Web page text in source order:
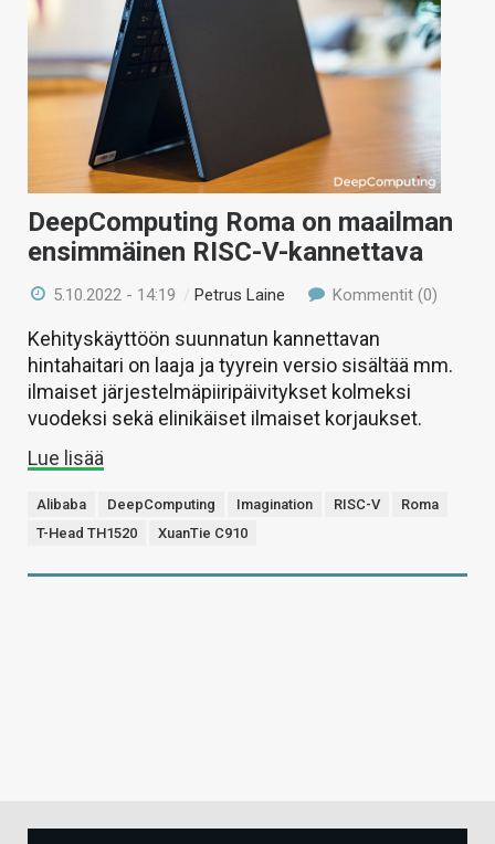
KAUPPA
VAIHDA TEEMA
DeepComputing Roma on maailman
ensimmäinen RISC-V-kannettava
5.10.2022 - 14:19 /Petrus Laine Kommentit (0)
Kehityskäyttöön suunnatun kannettavan
hintahaitari on laaja ja tyyrein versio sisältää mm.
ilmaiset järjestelmäpiiripäivitykset kolmeksi
vuodeksi sekä elinikäiset ilmaiset korjaukset.
Lue lisää
Alibaba DeepComputing Imagination RISC-V
Roma
T-Head TH1520
XuanTie C910